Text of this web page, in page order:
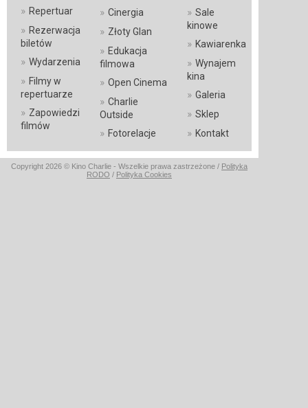
» Repertuar
» Rezerwacja
biletów
» Wydarzenia
» Filmy w
repertuarze
» Zapowiedzi
filmów
» Cinergia
» Złoty Glan
» Edukacja
filmowa
» Open Cinema
» Charlie
Outside
» Fotorelacje
» Sale
kinowe
» Kawiarenka
» Wynajem
kina
» Galeria
» Sklep
» Kontakt
Copyright 2026 © Kino Charlie - Wszelkie prawa zastrzeżone / Polityka
RODO / Polityka Cookies